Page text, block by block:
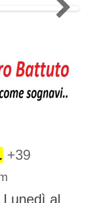
+39
Lunedì al